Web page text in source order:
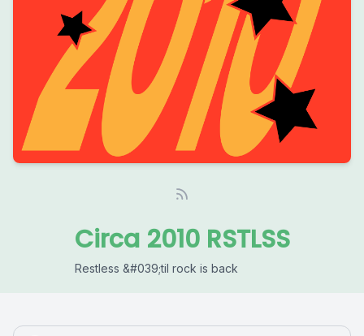
Circa 2010 RSTLSS
Restless &#039;til rock is back